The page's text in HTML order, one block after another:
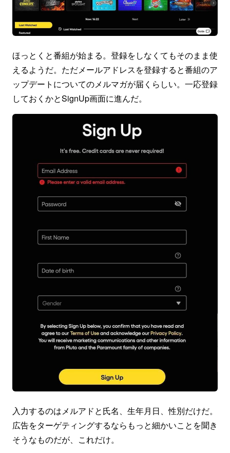
ほっとくと番組が始まる。登録をしなくてもそのまま使
えるようだ。ただメールアドレスを登録すると番組のア
ップデートについてのメルマガが届くらしい。一応登録
しておくかとSignUp画面に進んだ。
入力するのはメルアドと氏名、生年月日、性別だけだ。
広告をターゲティングするならもっと細かいことを聞き
そうなものだが、これだけ。